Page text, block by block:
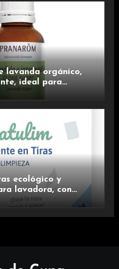
lavanda orgánico,
ideal para
ecológico y
lavadora, con
y fragancia de